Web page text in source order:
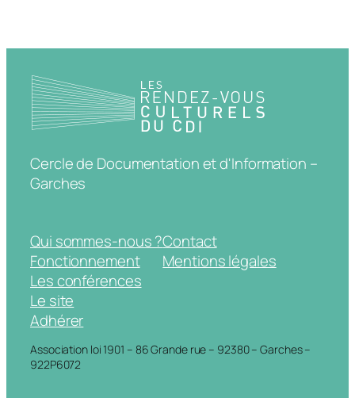
Cercle de Documentation et d'Information –
Garches
Qui sommes-nous ?
Fonctionnement
Les conférences
Le site
Adhérer
Contact
Mentions légales
Association loi 1901 – 86 Grande rue – 92380 – Garches –
922P6072